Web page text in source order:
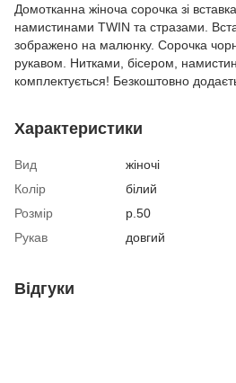
Домотканна жіноча сорочка зі
намистинами TWIN та стразами.
зображено на малюнку. Сорочка
рукавом. Нитками, бісером,
комплектується! Безкоштовно
Характеристики
Вид
жіночі
Колір
білий
Розмір
р.50
Рукав
довгий
Відгуки